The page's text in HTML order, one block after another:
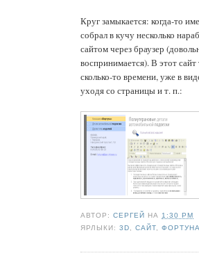
Круг замыкается: когда-то
собрал в кучу несколько
сайтом через браузер
воспринимается). В этот
сколько-то времени, уже в
уходя со страницы и т. п.:
АВТОР:СЕРГЕЙ НА1:30 PM
ЯРЛЫКИ:3D,САЙТ,ФОРТУНА